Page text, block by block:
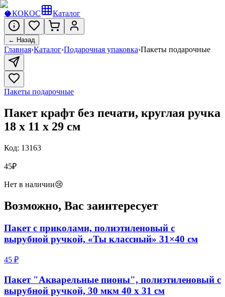
🥥КОКОС Каталог
← Назад
Главная›Каталог›Подарочная упаковка›Пакеты подарочные
Пакеты подарочные
Пакет крафт без печати, круглая ручка
18 х 11 х 29 см
Код: 13163
45₽
Нет в наличии😢
Возможно, Вас заинтересует
Пакет с приколами, полиэтиленовый с
вырубной ручкой, «Ты классный» 31×40 см
45 ₽
Пакет "Акварельные пионы", полиэтиленовый с
вырубной ручкой, 30 мкм 40 х 31 см